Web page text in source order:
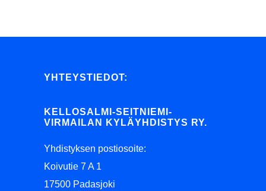
YHTEYSTIEDOT:
KELLOSALMI-SEITNIEMI-
VIRMAILAN KYLÄYHDISTYS RY.
Yhdistyksen postiosoite:
Koivutie 7 A 1
17500 Padasjoki